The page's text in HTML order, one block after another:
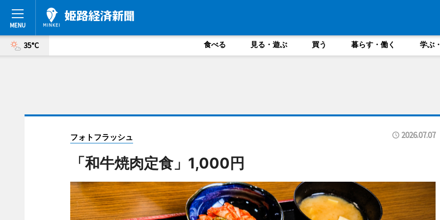
35°C 食べる 見る・遊ぶ 買う 暮らす・働く 学ぶ
フォトフラッシュ 2026.07.07
「和牛焼肉定食」1,000円